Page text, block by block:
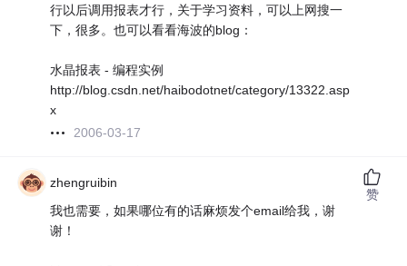
行以后调用报表才行，关于学习资料，可以上网搜一
下，很多。也可以看看海波的blog：
水晶报表 - 编程实例
http://blog.csdn.net/haibodotnet/category/13322.asp
x
2006-03-17
zhengruibin
我也需要，如果哪位有的话麻烦发个email给我，谢
谢！
赞